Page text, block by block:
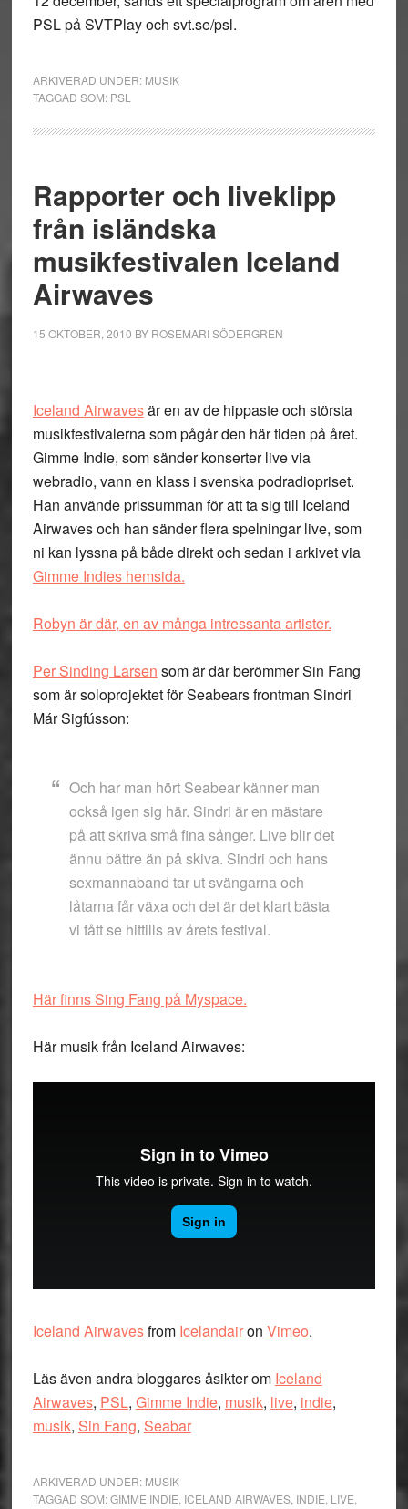
PSL på SVTPlay och svt.se/psl.
ARKIVERAD UNDER: MUSIK
TAGGAD SOM: PSL
Rapporter och liveklipp
från isländska
musikfestivalen Iceland
Airwaves
15 OKTOBER, 2010 BY ROSEMARI SÖDERGREN
Iceland Airwavesär en av de hippaste och största
musikfestivalerna som pågår den här tiden på året.
Gimme Indie, som sänder konserter live via
webradio, vann en klass i svenska podradiopriset.
Han använde prissumman för att ta sig till Iceland
Airwaves och han sänder flera spelningar live, som
ni kan lyssna på både direkt och sedan i arkivet via
Gimme Indies hemsida.
Robyn är där, en av många intressanta artister.
Per Sinding Larsen som är där berömmer Sin Fang
som är soloprojektet för Seabears frontman Sindri
Már Sigfússon:
Och har man hört Seabear känner man
också igen sig här. Sindri är en mästare
på att skriva små fina sånger. Live blir det
ännu bättre än på skiva. Sindri och hans
sexmannaband tar ut svängarna och
låtarna får växa och det är det klart bästa
vi fått se hittills av årets festival.
Här finns Sing Fang på Myspace.
Här musik från Iceland Airwaves:
Iceland Airwavesfrom Icelandairon Vimeo.
Läs även andra bloggares åsikter om Iceland
Airwaves, PSL, Gimme Indie, musik, live, indie,
musik, Sin Fang, Seabar
ARKIVERAD UNDER: MUSIK
TAGGAD SOM:GIMME INDIE ICELAND AIRWAVES, INDIE LIVE